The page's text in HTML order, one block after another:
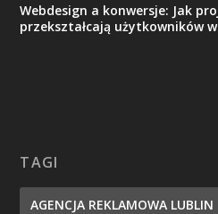
Webdesign a konwersje: Jak
przekształcają użytkowników
TAGI
AGENCJA REKLAMOWA LUBLIN